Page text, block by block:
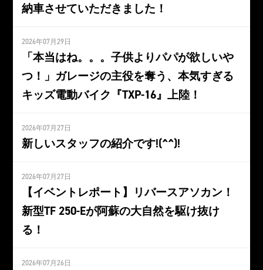
納車させていただきました！
2026年07月29日
「本当はね。。。子供よりパパが欲しいや
つ！」ガレージの主役を奪う、本気すぎる
キッズ電動バイク『TXP-16』上陸！
2026年07月27日
新しいスタッフの紹介です!(^^)!
2026年07月27日
【イベントレポート】リバースアソカン！
新型TF 250-Eが阿蘇の大自然を駆け抜け
る！
2026年07月26日